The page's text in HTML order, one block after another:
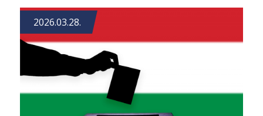
2026.03.28.